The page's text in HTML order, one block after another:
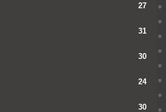
27
31
30
24
30